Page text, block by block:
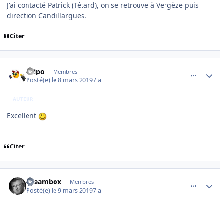
J'ai contacté Patrick (Tétard), on se retrouve à Vergèze puis
direction Candillargues.
Citer
Filipo Membres
Posté(e) le 8 mars 20197 a
AUTEUR
Excellent
Citer
Dreambox Membres
Posté(e) le 9 mars 20197 a